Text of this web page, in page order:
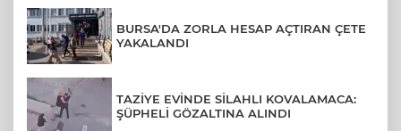
BURSA'DA ZORLA HESAP AÇTIRAN ÇETE
YAKALANDI
TAZİYE EVİNDE SİLAHLI KOVALAMACA:
ŞÜPHELİ GÖZALTINA ALINDI